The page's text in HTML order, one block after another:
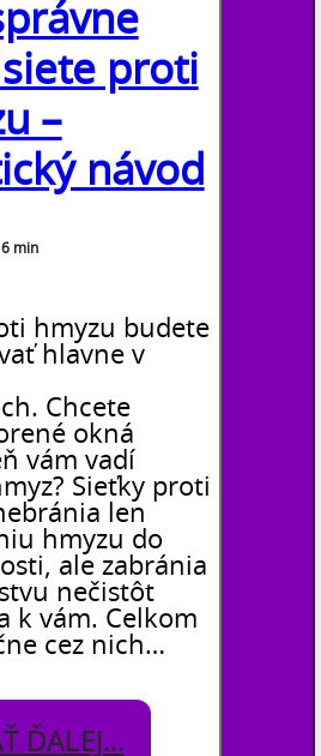
proti
–
návod
min
hmyzu budete
hlavne v
Chcete
okná
vám vadí
Sieťky proti
len
hmyzu do
ale zabránia
nečistôt
k vám. Celkom
cez nich…
ĎALEJ...